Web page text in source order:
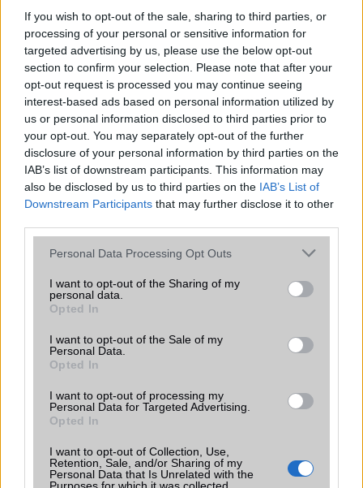
If you wish to opt-out of the sale, sharing to third parties, or
processing of your personal or sensitive information for
targeted advertising by us, please use the below opt-out
section to confirm your selection. Please note that after your
opt-out request is processed you may continue seeing
interest-based ads based on personal information utilized by
us or personal information disclosed to third parties prior to
your opt-out. You may separately opt-out of the further
disclosure of your personal information by third parties on the
IAB’s list of downstream participants. This information may
also be disclosed by us to third parties on the IAB’s List of
Downstream Participants that may further disclose it to other
Please note that this website/app uses one or more Google
not limited to your visit or usage behaviour. You may click to
grant or deny consent to Google and its third-party tags to
use your data for below specified purposes in below Google
consent section.
Personal Data Processing Opt Outs
I want to opt-out of the Sharing of my
personal data.
Opted In
I want to opt-out of the Sale of my
Personal Data.
Opted In
I want to opt-out of processing my
Personal Data for Targeted Advertising.
Opted In
I want to opt-out of Collection, Use,
Retention, Sale, and/or Sharing of my
Personal Data that Is Unrelated with the
Sok felhasználó külön alkalmazásokra esküszik, pedig az
Android már évek óta olyan intelligens funkciókat kínál,
amelyek maguktól dolgoznak a háttérben.
Ez a rejtett Samsung funkció teljesen
megváltoztatja a mobilhasználatot –
sokan mégsem tudnak róla
2026.07.12| Android Central
Az Edge Panel az egyik leghasznosabb funkció, amely
jelentősen felgyorsítja a mindennapi használatot,
miközben a Pixel telefonokból továbbra is hiányzik.
KAPCSOLÓDÓ HÍREK
Kijött az iOS 7.0.4
iPhone 12: 5G vagy 120Hz, esetleg mindkettő?!
elérhetővé